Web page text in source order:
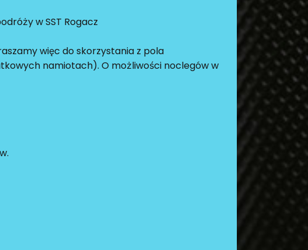
w SST Rogacz
więc do skorzystania z pola
namiotach). O możliwości noclegów w